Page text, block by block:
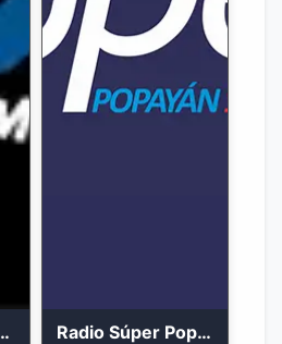
FM en Vivo Radio Súper Popayán en vivo 2023